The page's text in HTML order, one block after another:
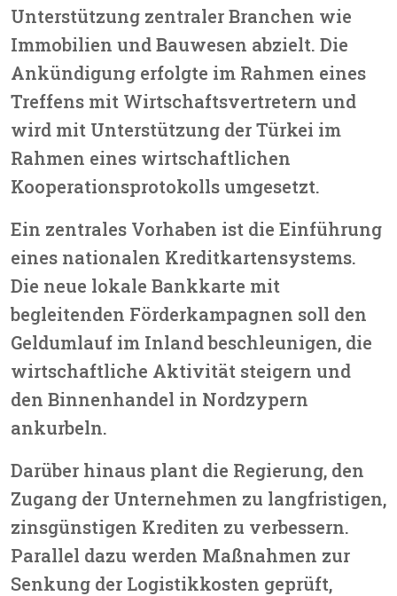
Unterstützung zentraler Branchen wie
Immobilien und Bauwesen abzielt. Die
Ankündigung erfolgte im Rahmen eines
Treffens mit Wirtschaftsvertretern und
wird mit Unterstützung der Türkei im
Rahmen eines wirtschaftlichen
Kooperationsprotokolls umgesetzt.
Ein zentrales Vorhaben ist die Einführung
eines nationalen Kreditkartensystems.
Die neue lokale Bankkarte mit
begleitenden Förderkampagnen soll den
Geldumlauf im Inland beschleunigen, die
wirtschaftliche Aktivität steigern und
den Binnenhandel in Nordzypern
ankurbeln.
Darüber hinaus plant die Regierung, den
Zugang der Unternehmen zu langfristigen,
zinsgünstigen Krediten zu verbessern.
Parallel dazu werden Maßnahmen zur
Senkung der Logistikkosten geprüft,